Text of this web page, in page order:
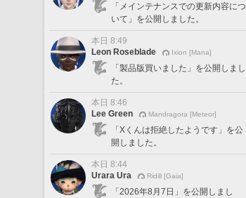
「メインテナンスでの更新内容につ
いて」を公開しました。
本日 8:49
Leon Roseblade
Ixion [Mana]
「製品版買いました」を公開しまし
た。
本日 8:46
Lee Green
Mandragora [Meteor]
「Xくんは拒絶したようです」を公
開しました。
本日 8:44
Urara Ura
Ridill [Gaia]
「2026年8月7日」を公開しまし